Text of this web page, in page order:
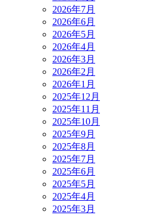
2026年7月
2026年6月
2026年5月
2026年4月
2026年3月
2026年2月
2026年1月
2025年12月
2025年11月
2025年10月
2025年9月
2025年8月
2025年7月
2025年6月
2025年5月
2025年4月
2025年3月